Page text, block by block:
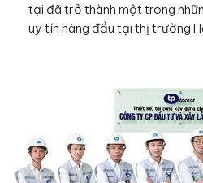
tại đã trở thành một trong
uy tín hàng đầu tại thị trường